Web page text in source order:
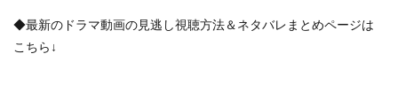
◆最新のドラマ動画の見逃し視聴方法＆ネタバレまとめページは
こちら↓